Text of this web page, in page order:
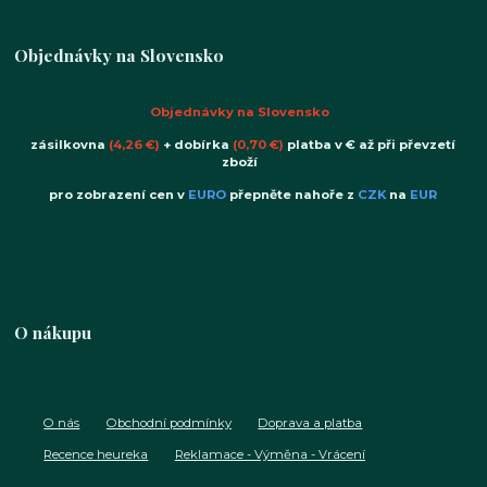
Objednávky na Slovensko
Objednávky na Slovensko
zásilkovna (4,26 €) + dobírka (0,70 €) platba v € až při převzetí
zboží
pro zobrazení cen v EURO přepněte nahoře z CZKna EUR
O nákupu
O nás Obchodní podmínky Doprava a platba
Recence heureka Reklamace - Výměna - Vrácení